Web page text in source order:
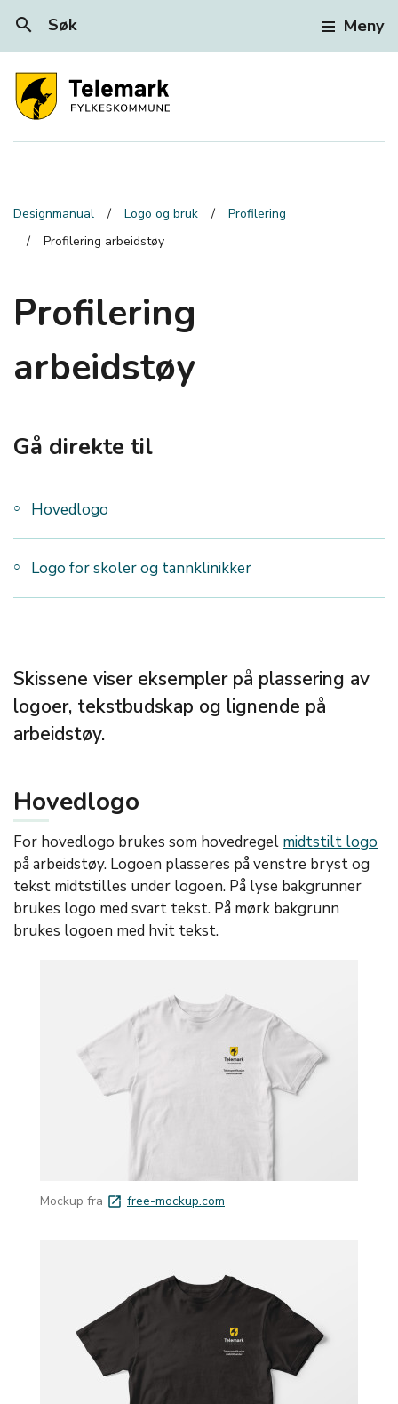
search Søk Meny
Designmanual Logo og bruk
Profilering
Profilering arbeidstøy
Profilering
arbeidstøy
Gå direkte til
Hovedlogo
Logo for skoler og tannklinikker
Skissene viser eksempler på plassering av
logoer, tekstbudskap og lignende på
arbeidstøy.
Hovedlogo
For hovedlogo brukes som hovedregel midtstilt logo
på arbeidstøy. Logoen plasseres på venstre bryst og
tekst midtstilles under logoen. På lyse bakgrunner
brukes logo med svart tekst. På mørk bakgrunn
brukes logoen med hvit tekst.
Mockup fra launch free-mockup.com